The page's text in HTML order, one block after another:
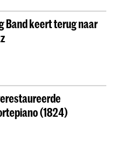
Band keert terug naar
(1824)